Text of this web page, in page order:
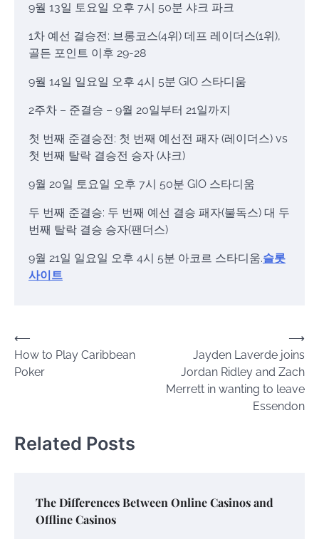
9월 13일 토요일 오후 7시 50분 샤크 파크
1차 예선 결승전: 브롱코스(4위) 데프 레이더스(1위),
골든 포인트 이후 29-28
9월 14일 일요일 오후 4시 5분 GIO 스타디움
2주차 – 준결승 – 9월 20일부터 21일까지
첫 번째 준결승전: 첫 번째 예선전 패자 (레이더스) vs
첫 번째 탈락 결승전 승자 (샤크)
9월 20일 토요일 오후 7시 50분 GIO 스타디움
두 번째 준결승: 두 번째 예선 결승 패자(불독스) 대 두
번째 탈락 결승 승자(팬더스)
9월 21일 일요일 오후 4시 5분 아코르 스타디움.슬롯
사이트
Post
navigation
⟵
How to Play Caribbean
Poker
Jayden Laverde joins
Jordan Ridley and Zach
Merrett in wanting to leave
Essendon
⟶
Related Posts
The Differences Between Online Casinos and
Offline Casinos